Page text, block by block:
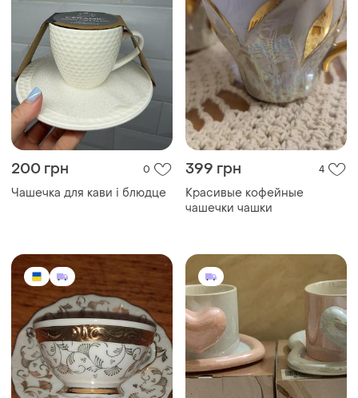
200 грн 0
Чашечка для кави і блюдце
399 грн 4
Красивые кофейные
чашечки чашки